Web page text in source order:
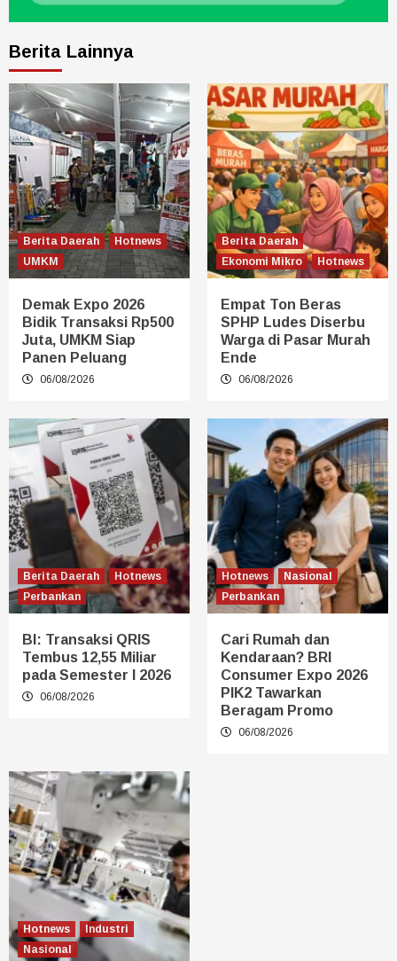
Berita Lainnya
Berita Daerah
Hotnews
UMKM
Demak Expo 2026
Bidik Transaksi Rp500
Juta, UMKM Siap
Panen Peluang
06/08/2026
Berita Daerah
Ekonomi Mikro
Hotnews
Empat Ton Beras
SPHP Ludes Diserbu
Warga di Pasar Murah
Ende
06/08/2026
Berita Daerah
Hotnews
Perbankan
BI: Transaksi QRIS
Tembus 12,55 Miliar
pada Semester I 2026
06/08/2026
Hotnews
Nasional
Perbankan
Cari Rumah dan
Kendaraan? BRI
Consumer Expo 2026
PIK2 Tawarkan
Beragam Promo
06/08/2026
Hotnews
Industri
Nasional